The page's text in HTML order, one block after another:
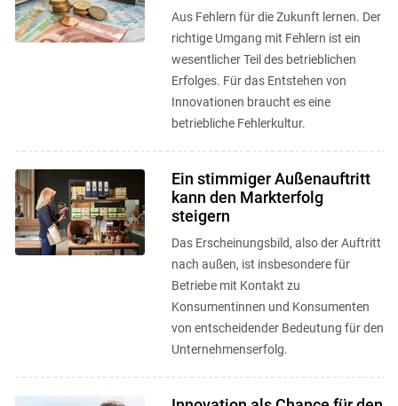
Aus Fehlern für die Zukunft lernen. Der
richtige Umgang mit Fehlern ist ein
wesentlicher Teil des betrieblichen
Erfolges. Für das Entstehen von
Innovationen braucht es eine
betriebliche Fehlerkultur.
Ein stimmiger Außenauftritt
kann den Markterfolg
steigern
Das Erscheinungsbild, also der Auftritt
nach außen, ist insbesondere für
Betriebe mit Kontakt zu
Konsumentinnen und Konsumenten
von entscheidender Bedeutung für den
Unternehmenserfolg.